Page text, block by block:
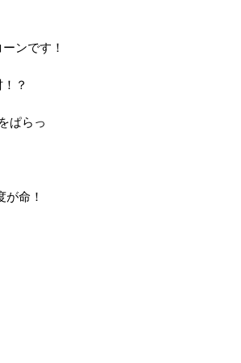
ンです！
？
ぱらっ
命！